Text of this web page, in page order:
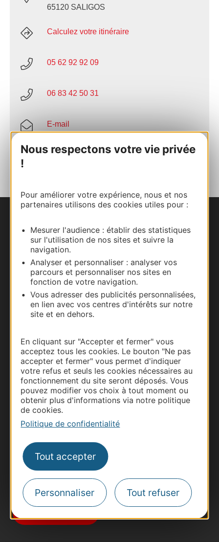
Nous respectons votre vie privée
!
Pour améliorer votre expérience, nous et nos
partenaires utilisons des cookies utiles pour :
Mesurer l'audience : établir des statistiques
sur l'utilisation de nos sites et suivre la
navigation.
Analyser et personnaliser : analyser vos
parcours et personnaliser nos sites en
fonction de votre navigation.
Vous adresser des publicités personnalisées,
en lien avec vos centres d'intérêts sur notre
site et en dehors.
En cliquant sur "Accepter et fermer" vous
acceptez tous les cookies. Le bouton "Ne pas
accepter et fermer" vous permet d'indiquer
votre refus et seuls les cookies nécessaires au
fonctionnement du site seront déposés. Vous
pouvez modifier vos choix à tout moment ou
obtenir plus d'informations via notre politique
de cookies.
Politique de confidentialité
Tout accepter
Personnaliser Tout refuser
65120 SALIGOS
Calculez votre itinéraire
05 62 92 92 09
06 83 42 50 31
E-mail
AJOUTER
Carte interactive
Documentation
Thermalisme
Business/Mice
Pros d'Occitanie
Site presse et d'influence
Voyagistes
Destination Sport
Inscrivez-vous à la lettre d'information
Destination Occitanie pour recevoir des
suggestions de séjours, de visites et de sorties.